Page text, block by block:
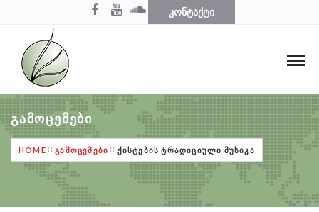
ᲙᲝᲜᲢᲐᲥᲢᲘ
ᲒᲐᲛᲝᲪᲔᲛᲔᲑᲘ
HOME ᲒᲐᲛᲝᲪᲔᲛᲔᲑᲘ ᲥᲘᲡᲢᲔᲑᲘᲡ ᲢᲠᲐᲓᲘᲪᲘᲣᲚᲘ ᲛᲣᲡᲘᲙᲐ